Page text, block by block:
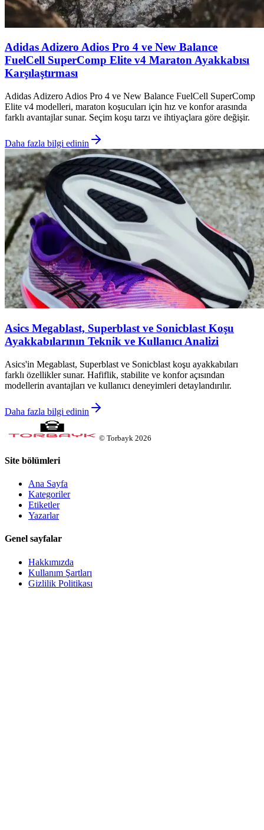
Adidas Adizero Adios Pro 4 ve New Balance
FuelCell SuperComp Elite v4 Maraton Ayakkabısı
Karşılaştırması
Adidas Adizero Adios Pro 4 ve New Balance FuelCell SuperComp
Elite v4 modelleri, maraton koşucuları için hız ve konfor arasında
farklı avantajlar sunar. Seçim koşu tarzı ve ihtiyaçlara göre değişir.
Daha fazla bilgi edinin
Asics Megablast, Superblast ve Sonicblast Koşu
Ayakkabılarının Teknik ve Kullanıcı Analizi
Asics'in Megablast, Superblast ve Sonicblast koşu ayakkabıları
farklı özellikler sunar. Hafiflik, stabilite ve konfor açısından
modellerin avantajları ve kullanıcı deneyimleri detaylandırılır.
Daha fazla bilgi edinin
© Torbayk 2026
Site bölümleri
Ana Sayfa
Kategoriler
Etiketler
Yazarlar
Genel sayfalar
Hakkımızda
Kullanım Şartları
Gizlilik Politikası